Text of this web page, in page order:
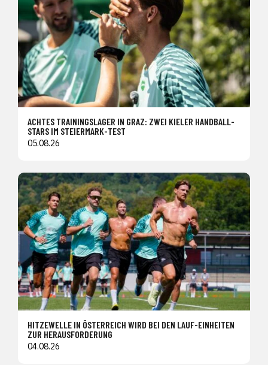
ACHTES TRAININGSLAGER IN GRAZ: ZWEI KIELER HANDBALL-
STARS IM STEIERMARK-TEST
05.08.26
HITZEWELLE IN ÖSTERREICH WIRD BEI DEN LAUF-EINHEITEN
ZUR HERAUSFORDERUNG
04.08.26